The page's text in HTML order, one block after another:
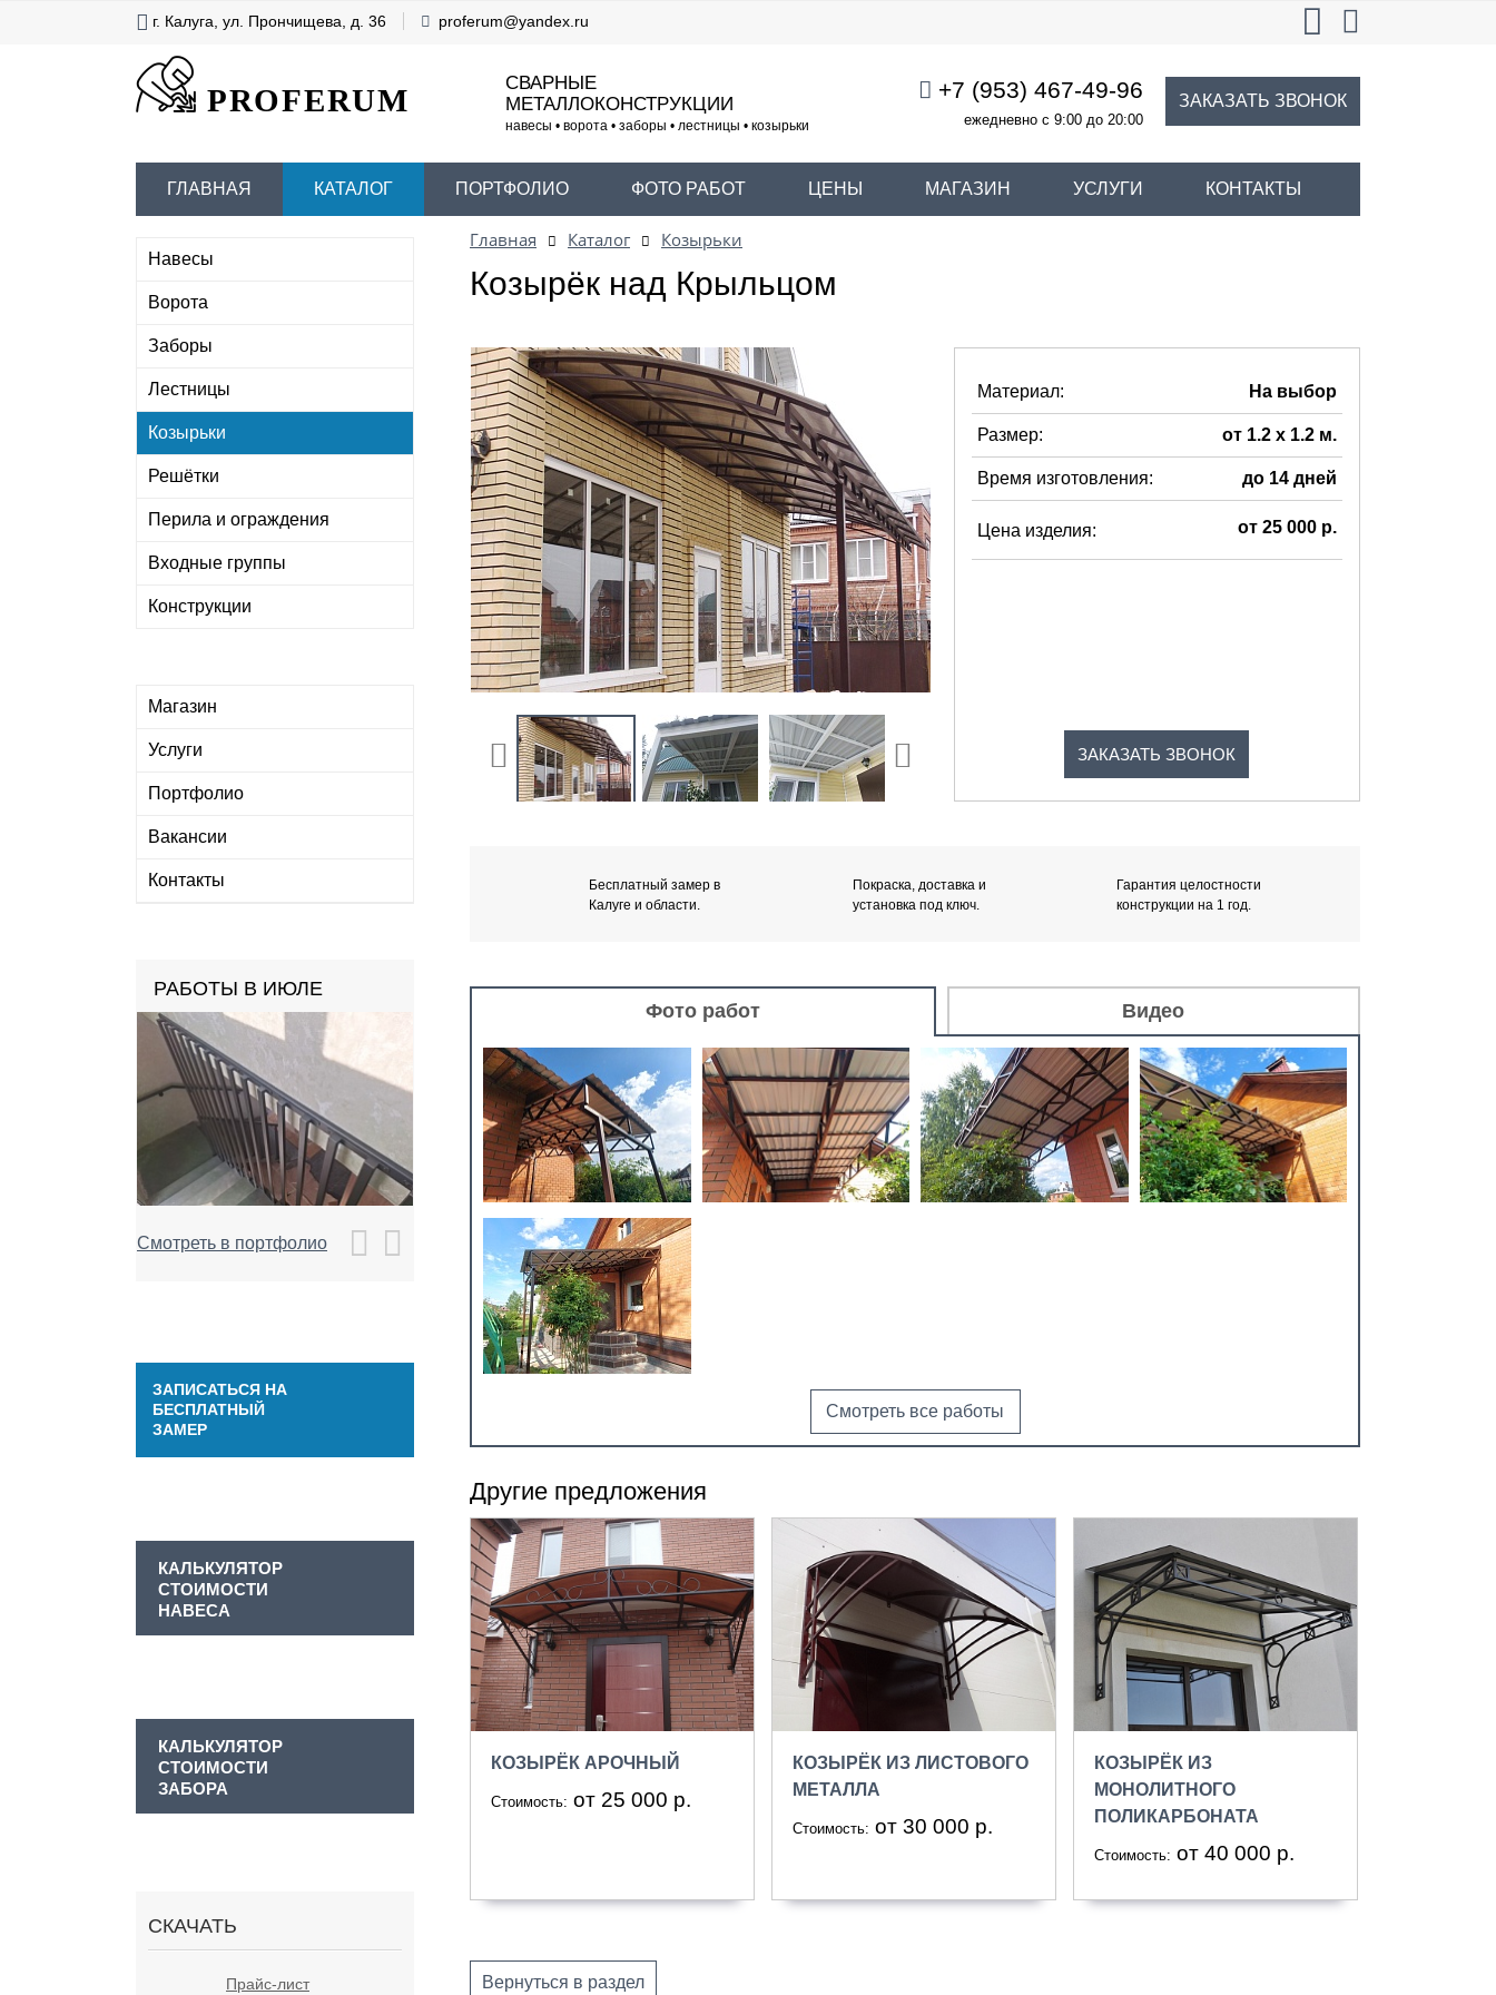
г. Калуга, ул. Прончищева, д. 36 proferum@yandex.ru
PROFERUM
СВАРНЫЕ
МЕТАЛЛОКОНСТРУКЦИИ
навесы • ворота • заборы • лестницы • козырьки
+7 (953) 467-49-96
ежедневно с 9:00 до 20:00
ЗАКАЗАТЬ ЗВОНОК
ГЛАВНАЯ КАТАЛОГ ПОРТФОЛИО ФОТО РАБОТ ЦЕНЫ МАГАЗИН УСЛУГИ КОНТАКТЫ
Навесы
Ворота
Заборы
Лестницы
Козырьки
Решётки
Перила и ограждения
Входные группы
Конструкции
Магазин
Услуги
Портфолио
Вакансии
Контакты
РАБОТЫ В ИЮЛЕ
Смотреть в портфолио
ЗАПИСАТЬСЯ НА
БЕСПЛАТНЫЙ
ЗАМЕР
КАЛЬКУЛЯТОР
СТОИМОСТИ
НАВЕСА
КАЛЬКУЛЯТОР
СТОИМОСТИ
ЗАБОРА
СКАЧАТЬ
Прайс-лист
Главная Каталог Козырьки
Козырёк над Крыльцом
Материал: На выбор
Размер: от 1.2 х 1.2 м.
Время изготовления: до 14 дней
Цена изделия: от 25 000 р.
ЗАКАЗАТЬ ЗВОНОК
Бесплатный замер в
Калуге и области.
Покраска, доставка и
установка под ключ.
Гарантия целостности
конструкции на 1 год.
Фото работ Видео
Смотреть все работы
Другие предложения
КОЗЫРЁК АРОЧНЫЙ
Стоимость: от 25 000 р.
КОЗЫРЁК ИЗ ЛИСТОВОГО
МЕТАЛЛА
Стоимость: от 30 000 р.
КОЗЫРЁК ИЗ
МОНОЛИТНОГО
ПОЛИКАРБОНАТА
Стоимость: от 40 000 р.
Вернуться в раздел